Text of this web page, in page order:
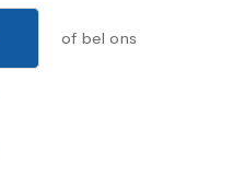
of bel ons